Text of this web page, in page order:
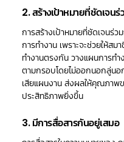
2. สร้างเป้าหมายที่ชัดเจน
การสร้างเป้าหมายที่ชัดเจนร่
การทำงาน เพราะจะช่วยให้ส
ทำงานตรงกัน วางแผนการทำ
ตามกรอบโดยไม่ออกนอกลู่นอก
เสียแผนงาน ส่งผลให้คุณภา
ประสิทธิภาพยิ่งขึ้น
3. มีการสื่อสารกันอยู่เสมอ